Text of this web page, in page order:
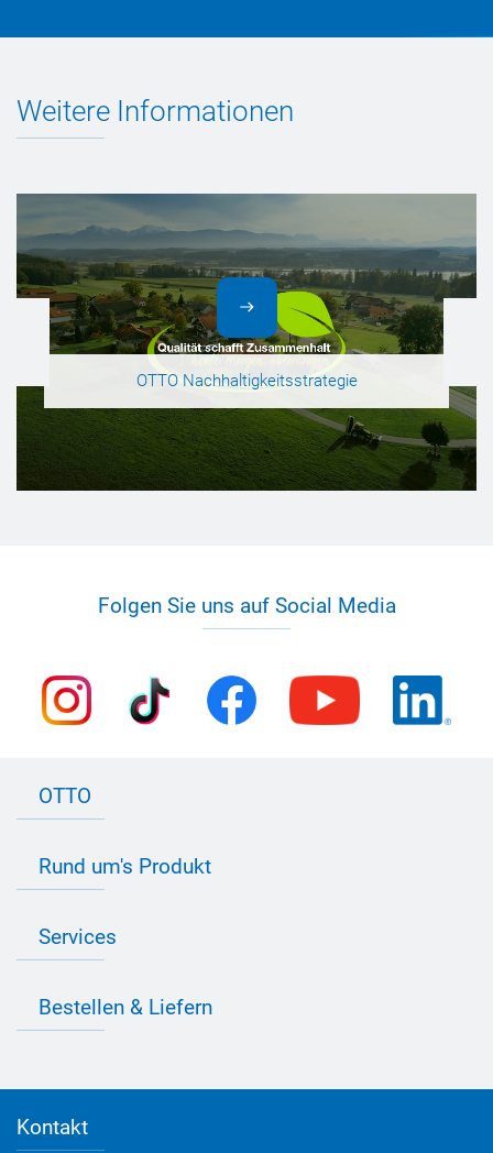
Weitere Informationen
OTTO Nachhaltigkeitsstrategie
Folgen Sie uns auf Social Media
OTTO
Bau Newsletter
Presse
Jobs
Referenzen
Rund um's Produkt
Farbvielfalt
Informationen zu Prüfzeichen
Services
Farbempfehlungen
Verbrauchsrechner
Medienportal
Bestellen & Liefern
Bestelloptionen
Elektronischer Rechnungsversand
Kontakt